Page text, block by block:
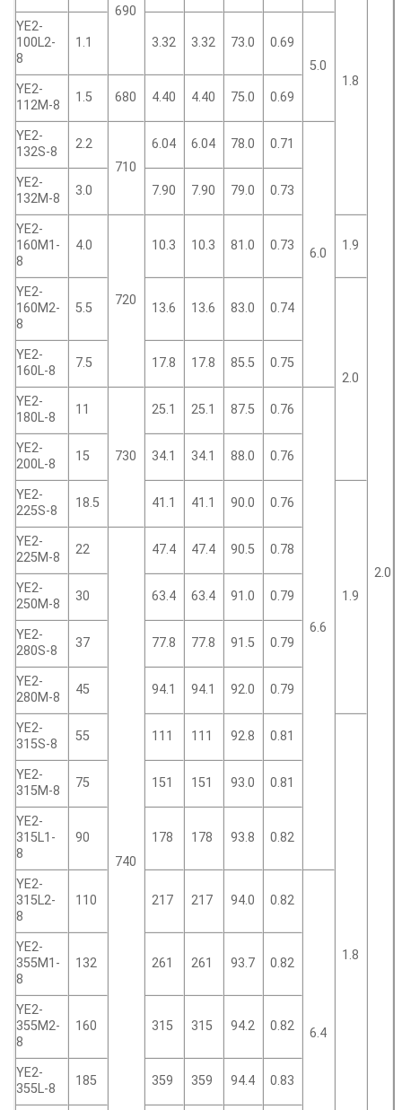
690
1.8
2.0
YE2-
100L2-
8
1.1 3.32 3.32 73.0
0.69
5.0
YE2-
112M-8
1.5 680 4.40 4.40 75.0 0.69
YE2-
132S-8
2.2
710
6.04 6.04 78.0 0.71
6.0
YE2-
132M-8
3.0 7.90 7.90 79.0 0.73
YE2-
160M1-
8
4.0
720
10.3 10.3 81.0 0.73 1.9
YE2-
160M2-
8
5.5 13.6 13.6 83.0 0.74
2.0
YE2-
160L-8
7.5 17.8 17.8 85.5 0.75
YE2-
180L-8
11
730
25.1 25.1 87.5 0.76
6.6
YE2-
200L-8
15 34.1 34.1 88.0 0.76
YE2-
225S-8
18.5 41.1 41.1 90.0 0.76
1.9
YE2-
225M-8
22
740
47.4 47.4 90.5 0.78
YE2-
250M-8
30 63.4 63.4 91.0 0.79
YE2-
280S-8
37 77.8 77.8 91.5 0.79
YE2-
280M-8
45 94.1 94.1 92.0 0.79
YE2-
315S-8
55 111 111 92.8 0.81
1.8
YE2-
315M-8
75 151 151 93.0 0.81
YE2-
315L1-
8
90 178 178 93.8 0.82
YE2-
315L2-
8
110 217 217 94.0 0.82
6.4
YE2-
355M1-
8
132 261 261 93.7 0.82
YE2-
355M2-
8
160 315 315 94.2 0.82
YE2-
355L-8
185 359 359 94.4 0.83